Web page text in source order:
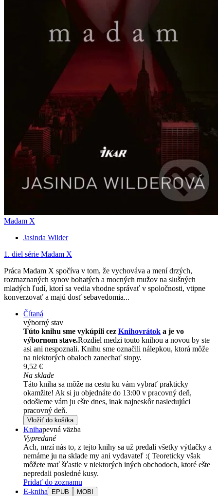
Madam X
Jasinda Wilder
1. diel série Madam X
Práca Madam X spočíva v tom, že vychováva a mení drzých,
rozmaznaných synov bohatých a mocných mužov na slušných
mladých ľudí, ktorí sa vedia vhodne správať v spoločnosti, vtipne
konverzovať a majú dosť sebavedomia...
Čítaná
výborný stav
Túto knihu sme vykúpili cez Knihovrátok a je vo
výbornom stave.Rozdiel medzi touto knihou a novou by ste
asi ani nespoznali. Knihu sme označili nálepkou, ktorá môže
na niektorých obaloch zanechať stopy.
9,52 €
Na sklade
Táto kniha sa môže na cestu ku vám vybrať prakticky
okamžite! Ak si ju objednáte do 13:00 v pracovný deň,
odošleme vám ju ešte dnes, inak najneskôr nasledujúci
pracovný deň.
Vložiť do košíka
Knihapevná väzba
Vypredané
Ach, mrzí nás to, z tejto knihy sa už predali všetky výtlačky a
nemáme ju na sklade my ani vydavateľ :( Teoreticky však
môžete mať šťastie v niektorých iných obchodoch, ktoré ešte
nepredali posledné kusy.
Pridať do zoznamu
E-kniha
EPUB MOBI